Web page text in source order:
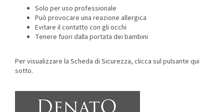
Solo per uso professionale
Può provocare una reazione allergica
Evitare il contatto con gli occhi
Tenere fuori dalla portata dei bambini
Per visualizzare la Scheda di Sicurezza, clicca sul pulsante qui
sotto.